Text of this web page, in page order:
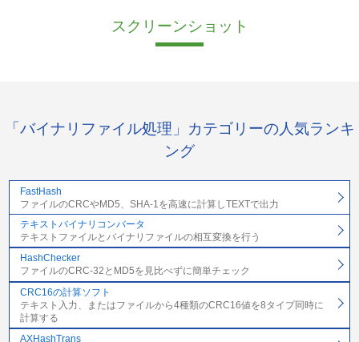
スクリーンショット
「バイナリファイル処理」カテゴリーの人気ランキ
ング
FastHash
ファイルのCRCやMD5、SHA-1を高速に計算しTEXTで出力
テキストバイナリコンバータ
テキストファイルとバイナリファイルの相互変換を行う
HashChecker
ファイルのCRC-32とMD5を見比べずに簡単チェック
CRC16の計算ソフト
テキスト入力、またはファイルから4種類のCRC16値を8タイプ同時に
計算する
AXHashTrans